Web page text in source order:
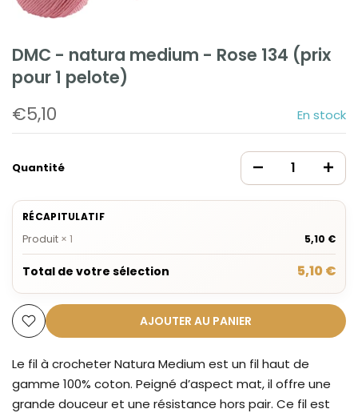
DMC - natura medium - Rose 134 (prix
pour 1 pelote)
€5,10 En stock
Quantité
RÉCAPITULATIF
Produit × 1 5,10 €
Total de votre sélection 5,10 €
AJOUTER AU PANIER
Le fil à crocheter Natura Medium est un fil haut de
gamme 100% coton. Peigné d’aspect mat, il offre une
grande douceur et une résistance hors pair. Ce fil est